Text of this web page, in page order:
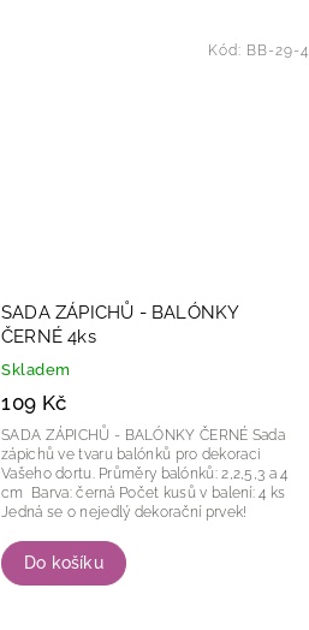
SADA ZÁPICHŮ - BALÓNKY
ČERNÉ 4ks
Skladem
109 Kč
Do košíku
SADA ZÁPICHŮ - BALÓNKY ČERNÉ Sada
zápichů ve tvaru balónků pro dekoraci
Vašeho dortu. Průměry balónků: 2,2,5,3 a 4
cm Barva: černá Počet kusů v balení: 4 ks
Jedná se o nejedlý dekorační prvek!
Kód: BB-29-4